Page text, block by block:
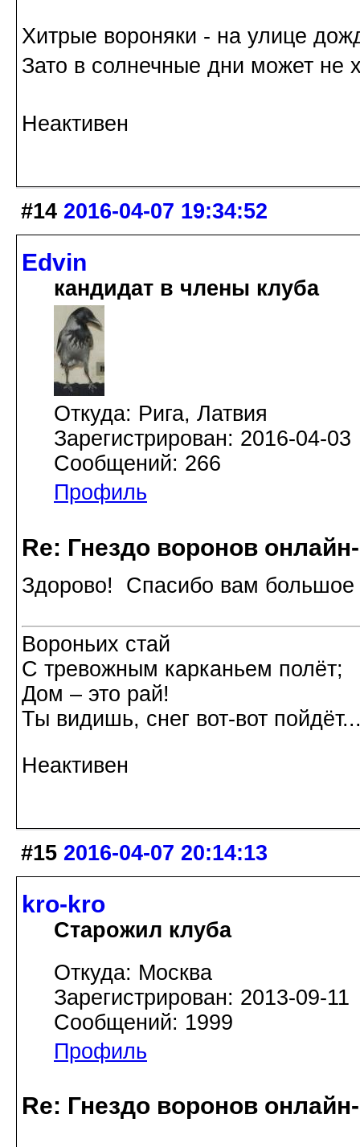
Хитрые вороняки - на улице
Зато в солнечные дни может не
Неактивен
#14 2016-04-07 19:34:52
Edvin
кандидат в члены клуба
Откуда: Рига, Латвия
Зарегистрирован: 2016-04-03
Сообщений: 266
Профиль
Re: Гнездо воронов
Здорово! Спасибо вам большое
Вороньих стай
С тревожным карканьем полёт;
Дом – это рай!
Ты видишь, снег вот-вот
Неактивен
#15 2016-04-07 20:14:13
kro-kro
Старожил клуба
Откуда: Москва
Зарегистрирован: 2013-09-11
Сообщений: 1999
Профиль
Re: Гнездо воронов